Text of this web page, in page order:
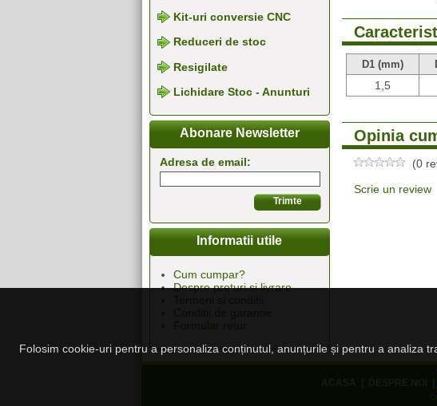
Kit-uri conversie CNC
Reduceri de stoc
Resigilate
Lichidare Stoc - Anunturi
Abonare Newsletter
Adresa de email:
Informatii utile
Cum cumpar?
Despre preturi si livrare
D1 (mm)
1,5
Opinia
(0
Scrie un review
ACASA DESPRE NOI
Folosim cookie-uri pentru a personaliza conținutul, anunțurile și pentru a analiza